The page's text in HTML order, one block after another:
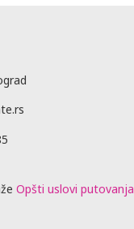
Opšti uslovi putovanja